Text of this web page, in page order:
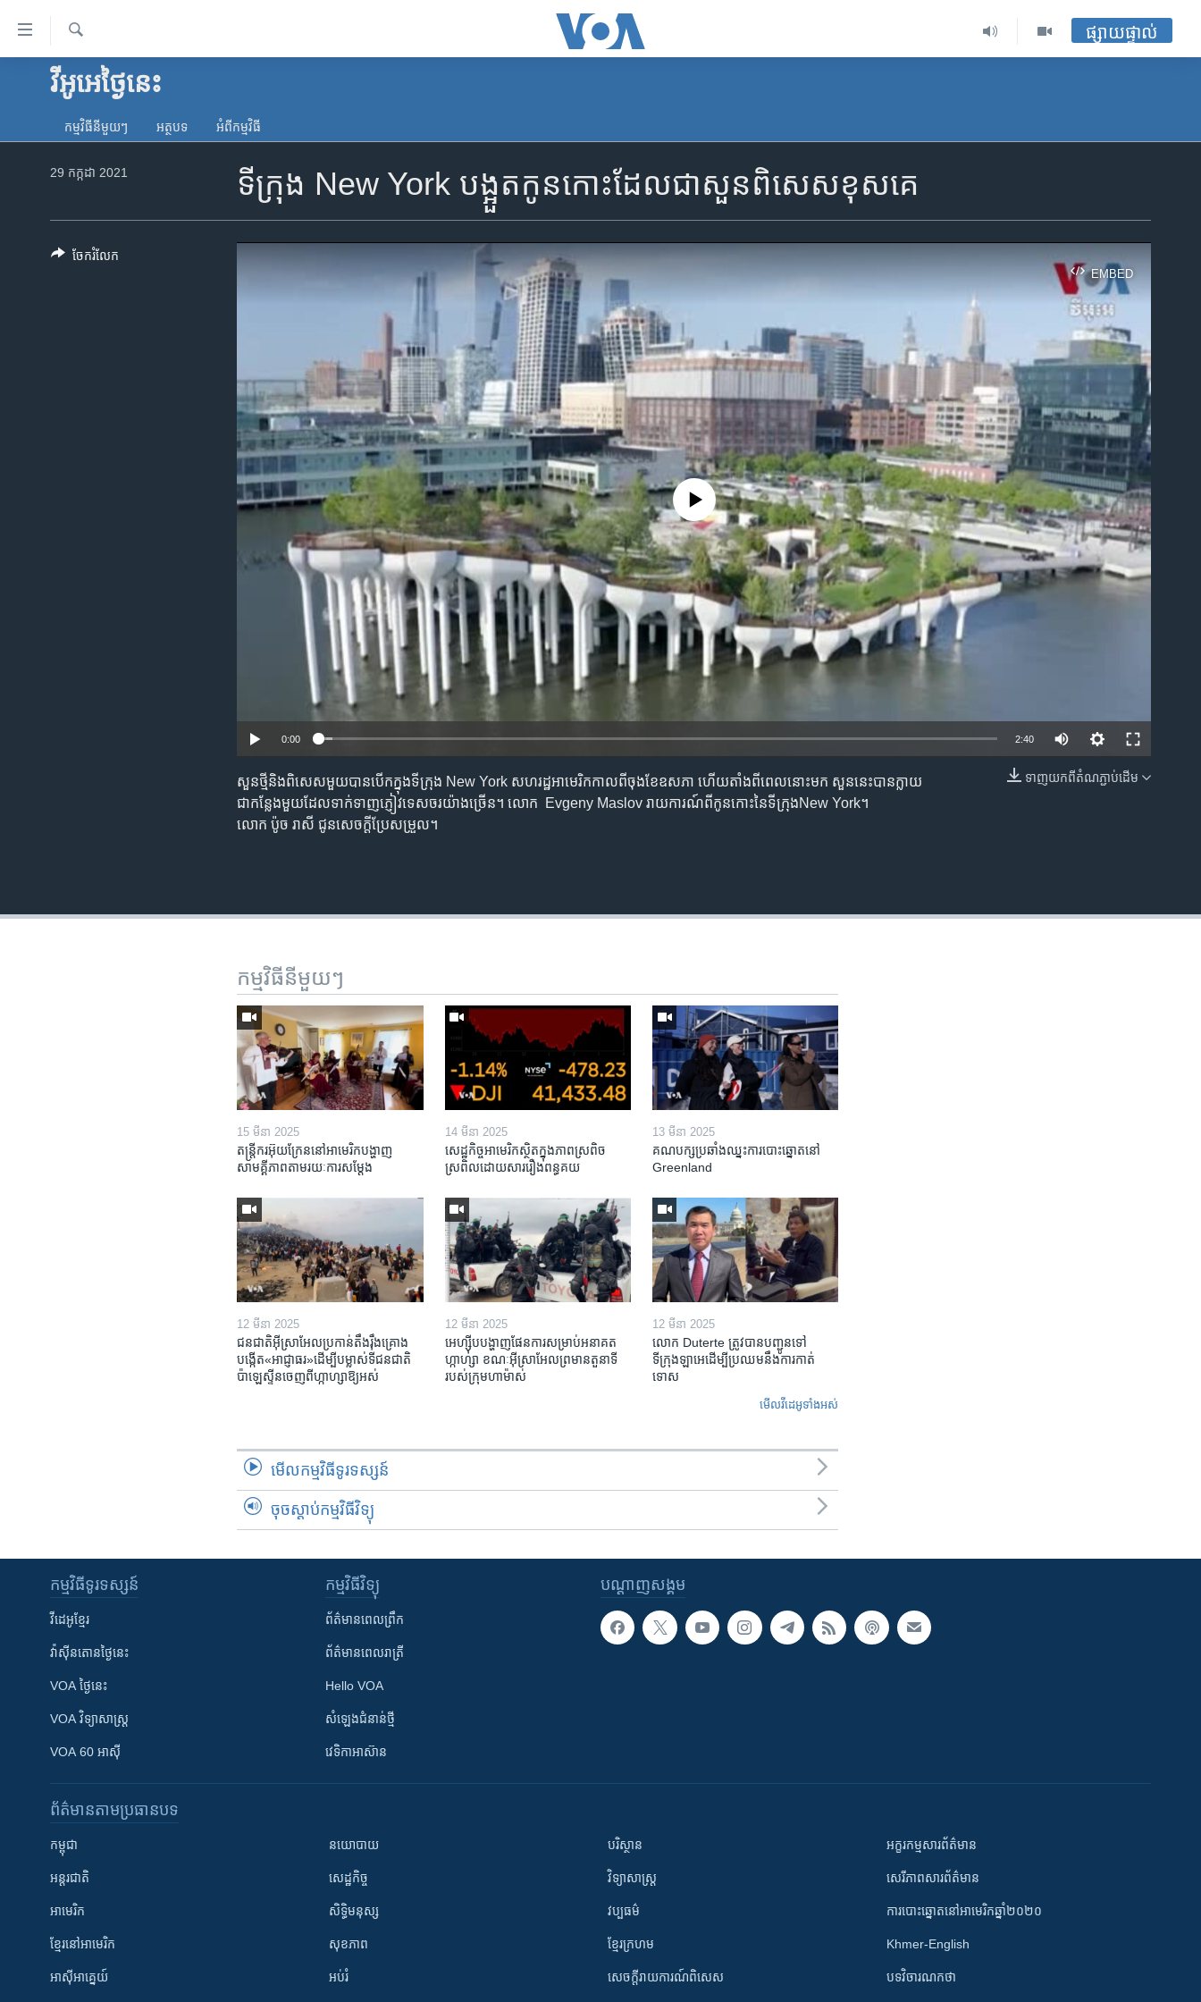
ទៅ​
គេហទំព័រ​
ទាក់ទង
និង​អាមេរិក
ស្វែង​
រក
ផ្សាយផ្ទាល់
វីអូអេថ្ងៃនេះ
កម្មវិធី​នីមួយៗ អត្ថបទ​ អំពី​កម្មវិធី​
ទីក្រុង​ New York ​បង្អួត​កូន​កោះ​ដែល​ជា​សួន​ពិសេស​ខុសគេ
29 កក្កដា 2021
EMBED
EMBED
No media source currently available
0:00 2:40
ទាញ​យក​ពី​តំណភ្ជាប់​ដើម
សួន​ថ្មី​និង​ពិសេស​មួយ​បាន​បើក​ក្នុង​ទីក្រុង ​New York សហរដ្ឋ​អាមេរិក​កាល​ពី​ចុង​ខែ​ឧសភា ហើយ​តាំង​ពី​ពេល​នោះ​មក សួន​នេះ​បាន​ក្លាយ​
ជា​កន្លែង​មួយ​ដែល​ទាក់ទាញ​ភ្ញៀវ​ទេសចរ​យ៉ាង​ច្រើន។ លោក Evgeny Maslov រាយការណ៍​ពី​កូន​កោះ​នៃ​ទី​ក្រុង​New York។ ​
លោក ប៉ូច រាសី ជូន​សេចក្តី​ប្រែសម្រួល។
ចែករំលែក
កម្មវិធី​នីមួយៗ
15 មីនា 2025
តន្ត្រីករ​អ៊ុយក្រែន​នៅ​អាមេរិក​បង្ហាញ​
សាមគ្គីភាព​តាម​រយៈ​ការសម្តែង
14 មីនា 2025
សេដ្ឋកិច្ច​អាមេរិក​ស្ថិត​ក្នុង​ភាពស្រពិច
ស្រពិល​ដោយសារ​រឿង​ពន្ធគយ
13 មីនា 2025
គណបក្ស​ប្រឆាំង​ឈ្នះ​ការបោះឆ្នោត​នៅ
Greenland
12 មីនា 2025
ជនជាតិ​អ៊ីស្រាអែល​ប្រកាន់​តឹងរ៉ឹង​គ្រោង​
បង្កើត​«អាជ្ញាធរ‍»​ដើម្បី​បម្លាស់​ទី​ជនជាតិ​
ប៉ាឡេស្ទីន​ចេញពី​ហ្កាហ្សា​ឱ្យ​អស់
12 មីនា 2025
អេហ្ស៊ីប​បង្ហាញ​ផែនការ​សម្រាប់​អនាគត​
ហ្កាហ្សា ខណៈ​អ៊ីស្រាអែល​ព្រមាន​តួនាទី​
របស់​ក្រុម​ហាម៉ាស់
12 មីនា 2025
លោក Duterte ត្រូវ​បាន​បញ្ជូនទៅ
ទីក្រុងឡាអេ​ដើម្បី​ប្រឈម​នឹង​ការកាត់
ទោស
មើល​វីដេអូ​ទាំង​អស់
មើល​កម្មវិធី​ទូរទស្សន៍
ចុចស្តាប់កម្មវិធីវិទ្យុ
បណ្តាញ​សង្គម
កម្មវិធី​ទូរទស្សន៍
វីដេអូ​ខ្មែរ
វ៉ាស៊ីនតោន​ថ្ងៃ​នេះ
VOA ថ្ងៃនេះ
VOA ​វិទ្យាសាស្ត្រ
VOA 60 អាស៊ី
កម្មវិធី​វិទ្យុ
ព័ត៌មាន​ពេល​ព្រឹក
ព័ត៌មាន​​ពេល​រាត្រី
Hello VOA
សំឡេង​ជំនាន់​ថ្មី
វេទិកា​អាស៊ាន
ព័ត៌មាន​តាមប្រធានបទ​
កម្ពុជា
អន្តរជាតិ
អាមេរិក
ខ្មែរ​នៅអាមេរិក
អាស៊ីអាគ្នេយ៍
នយោបាយ
សេដ្ឋកិច្ច
សិទ្ធិមនុស្ស
សុខភាព
អប់រំ
បរិស្ថាន
វិទ្យាសាស្រ្ត
វប្បធម៌
ខ្មែរក្រហម
សេចក្តីរាយការណ៍ពិសេស
អក្ខរកម្មសារព័ត៌មាន
សេរីភាពសារព័ត៌មាន
ការបោះឆ្នោតនៅអាមេរិកឆ្នាំ២០២០
Khmer-English
បទវិចារណកថា